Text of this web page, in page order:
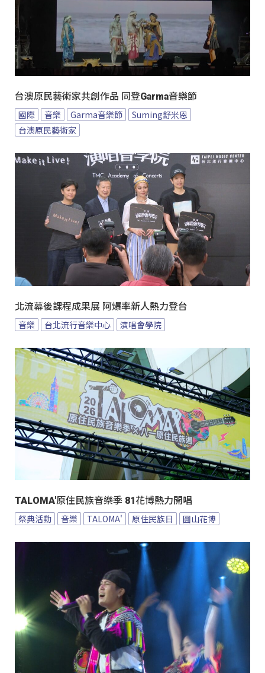
台澳原民藝術家共創作品 同登Garma音樂節
國際 音樂 Garma音樂節
Suming舒米恩
台澳原民藝術家
北流幕後課程成果展 阿爆率新人熱力登台
音樂 台北流行音樂中心 演唱會學院
TALOMA'原住民族音樂季 81花博熱力開唱
祭典活動 音樂 TALOMA' 原住民族日 圓山花博